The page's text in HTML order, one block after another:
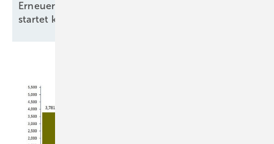
Erneuerbare-Energien-Branchentag in Hannover
startet kommunale